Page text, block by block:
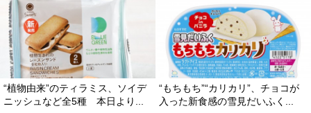
“植物由来”のティラミス、ソイデ
ニッシュなど全5種 本日より...
“もちもち”“カリカリ”、チョコが
入った新食感の雪見だいふく...